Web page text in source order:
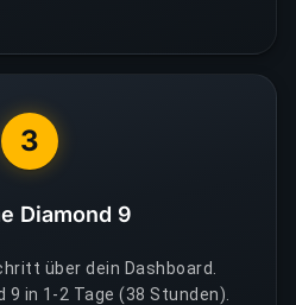
3
Diamond 9
über dein Dashboard.
9 in 1-2 Tage (38 Stunden).